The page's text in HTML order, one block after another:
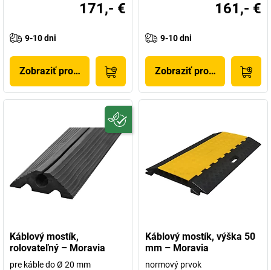
171,- €
9-10 dni
Zobraziť produkt
161,- €
9-10 dni
Zobraziť produkt
Káblový mostík,
rolovateľný – Moravia
pre káble do Ø 20 mm
Káblový mostík, výška 50
mm – Moravia
normový prvok